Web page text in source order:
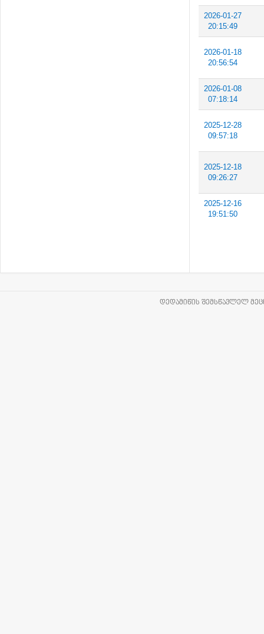
2026-01-27
20:15:49
2026-01-18
20:56:54
2026-01-08
07:18:14
2025-12-28
09:57:18
2025-12-18
09:26:27
2025-12-16
19:51:50
ᲓᲔᲓᲐᲛᲘᲬᲘᲡ ᲨᲔᲛᲡᲬᲐᲕᲚᲔᲚ